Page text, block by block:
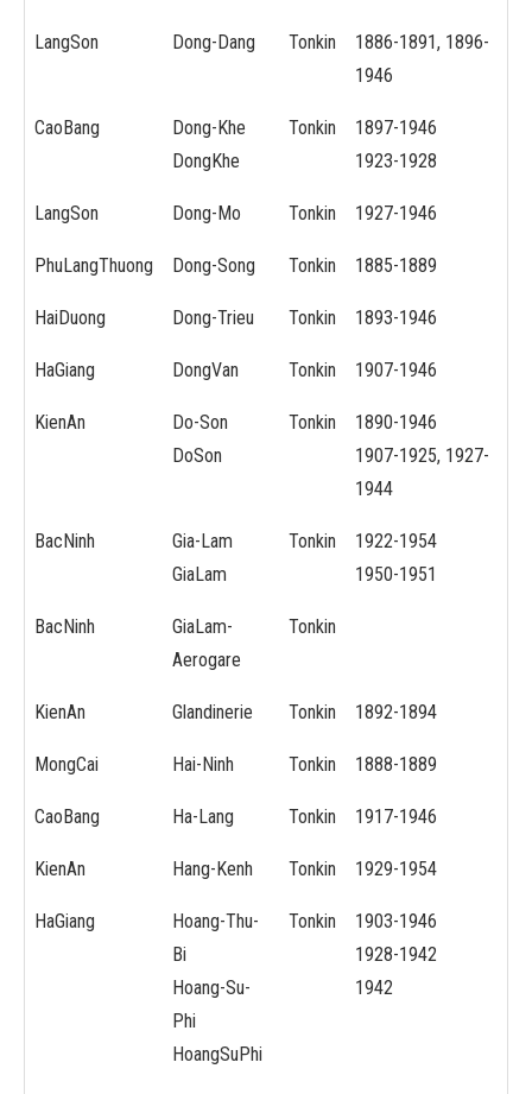
LangSon Dong-Dang Tonkin
1886-1891, 1896-
1946
CaoBang
Dong-Khe
DongKhe
Tonkin
1897-1946
1923-1928
LangSon Dong-Mo Tonkin 1927-1946
PhuLangThuong Dong-Song Tonkin 1885-1889
HaiDuong Dong-Trieu Tonkin 1893-1946
HaGiang DongVan Tonkin 1907-1946
KienAn
Do-Son
DoSon
Tonkin
1890-1946
1907-1925, 1927-
1944
BacNinh
Gia-Lam
GiaLam
Tonkin
1922-1954
1950-1951
BacNinh
GiaLam-
Aerogare
Tonkin
KienAn Glandinerie Tonkin 1892-1894
MongCai Hai-Ninh Tonkin 1888-1889
CaoBang Ha-Lang Tonkin 1917-1946
KienAn Hang-Kenh Tonkin 1929-1954
HaGiang
Hoang-Thu-
Bi
Hoang-Su-
Phi
HoangSuPhi
Tonkin
1903-1946
1928-1942
1942